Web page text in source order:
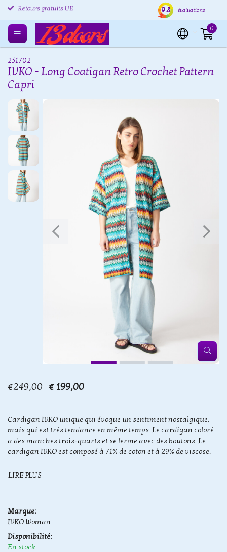
Retours gratuits UE Expédition sous 24 heures
9.8 évaluations
0
251702
IVKO - Long Coatigan Retro Crochet Pattern
Capri
€249,00 € 199,00
Cardigan IVKO unique qui évoque un sentiment nostalgique,
mais qui est très tendance en même temps. Le cardigan coloré
a des manches trois-quarts et se ferme avec des boutons. Le
cardigan IVKO est composé à 71% de coton et à 29% de viscose.
LIRE PLUS
Marque:
IVKO Woman
Disponibilité:
En stock